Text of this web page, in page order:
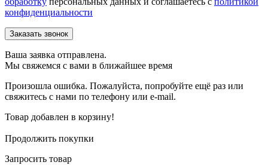
конфиденциальности
Ваша заявка отправлена.
Мы свяжемся с вами в ближайшее время
Произошла ошибка. Пожалуйста, попробуйте ещё раз или
свяжитесь с нами по телефону или e-mail.
Товар добавлен в корзину!
Продолжить покупки
Запросить товар